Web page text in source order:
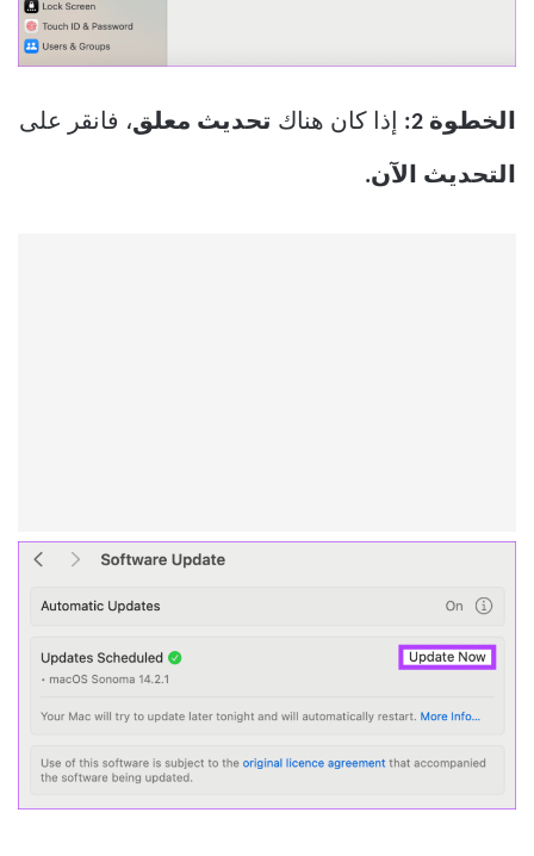
الخطوة 2: إذا كان هناك تحديث معلق، فانقر على
التحديث الآن.